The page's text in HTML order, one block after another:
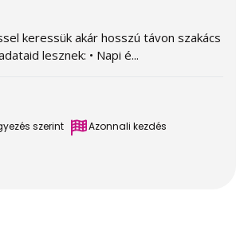
keressük akár hosszú távon szakács
lesznek: • Napi é...
szerint Azonnali kezdés